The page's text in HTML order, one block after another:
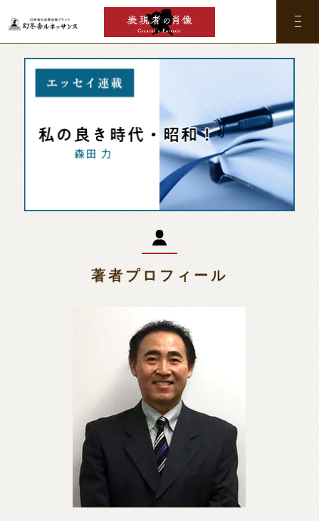
著者プロフィール